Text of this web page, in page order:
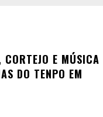
E MÚSICA
DO TENPO EM